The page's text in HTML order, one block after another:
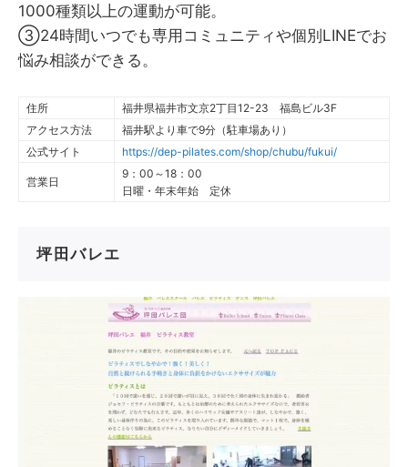
1000種類以上の運動が可能。
③24時間いつでも専用コミュニティや個別LINEでお
悩み相談ができる。
住所
福井県福井市文京2丁目12-23 福島ビル3F
アクセス方法
福井駅より車で9分（駐車場あり）
公式サイト
https://dep-pilates.com/shop/chubu/fukui/
営業日
9：00～18：00
日曜・年末年始 定休
坪田バレエ